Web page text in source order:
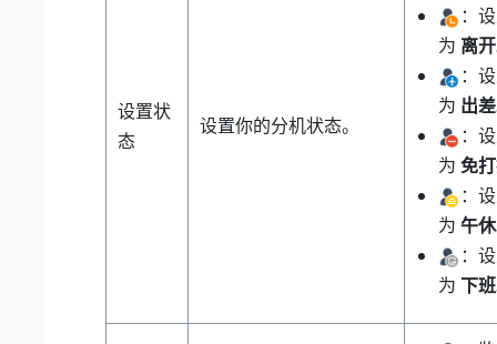
设置状
态
设置你的分机状态。
：
为 离开
：
为 出差
：
为 免
：
为 午休
：
为 下班